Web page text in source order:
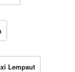
Lempaut